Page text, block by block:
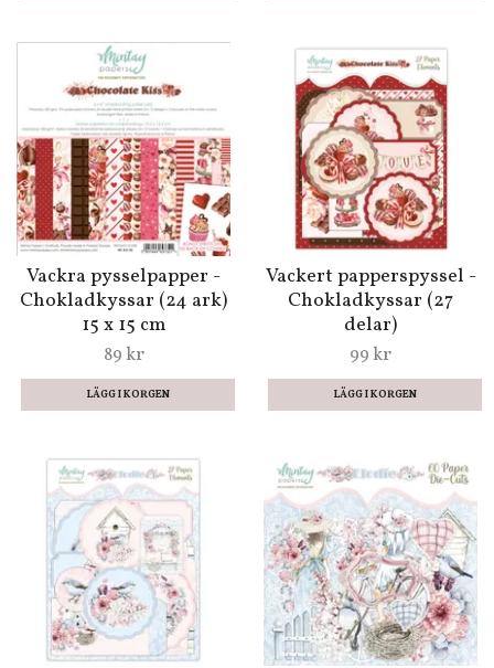
Vackra pysselpapper -
Chokladkyssar (24 ark)
15 x 15 cm
89 kr
Vackert papperspyssel -
Chokladkyssar (27
delar)
99 kr